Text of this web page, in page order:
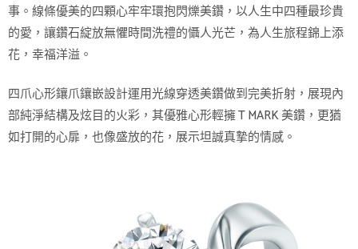
事。線條優美的四顆心牢牢環抱閃爍美鑽，以人生中四種最珍貴
的愛，讓鑽石綻放無懼時間洗禮的懾人光芒，為人生旅程錦上添
花，幸福洋溢。
四爪心形鑲爪鑲嵌設計運用光線穿透美鑽做到完美折射，展現內
部純淨結構及炫目的火彩，其優雅心形輕擁 T MARK 美鑽，更猶
如打開的心扉，也像盛放的花，展示坦誠真摯的情感。